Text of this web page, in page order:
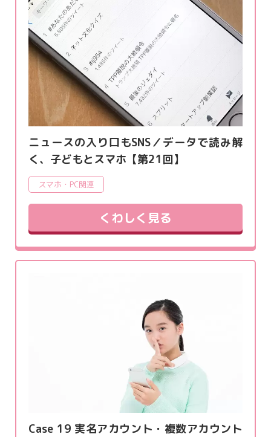
ニュースの入り口もSNS／データで読み解
く、子どもとスマホ【第21回】
スマホ・PC関連
くわしく見る
Case 19 実名アカウント・複数アカウント